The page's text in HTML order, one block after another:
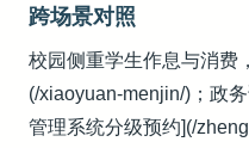
跨场景对照
校园侧重学生作息与消费
(/xiaoyuan-menjin/)；政
管理系统分级预约](/